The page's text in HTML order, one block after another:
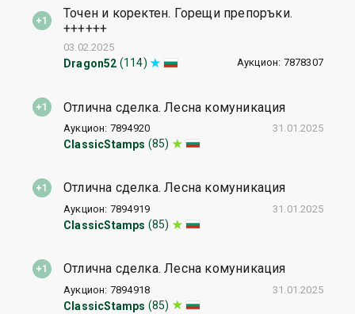
Точен и коректен. Горещи препоръки.
++++++
Dragon52 (114) Аукцион: 7878307
03.02.2025
Отлична сделка. Лесна комуникация
ClassicStamps (85)
Аукцион: 7894920 31.01.2025
Отлична сделка. Лесна комуникация
ClassicStamps (85)
Аукцион: 7894919 31.01.2025
Отлична сделка. Лесна комуникация
ClassicStamps (85)
Аукцион: 7894918 31.01.2025